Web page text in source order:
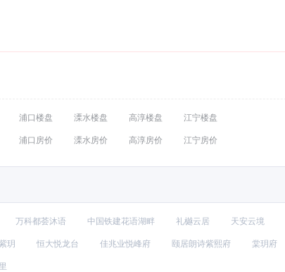
浦口楼盘 溧水楼盘 高淳楼盘 江宁楼盘
浦口房价 溧水房价 高淳房价 江宁房价
万科都荟沐语 中国铁建花语湖畔 礼樾云居 天安云境
玥 恒大悦龙台 佳兆业悦峰府 颐居朗诗紫熙府 棠玥府